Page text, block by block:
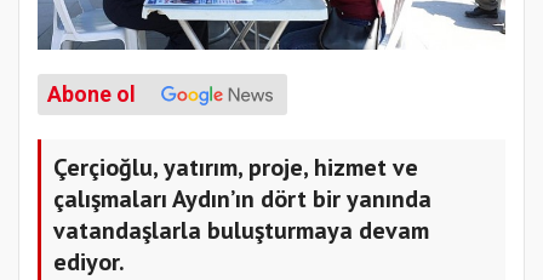
Abone ol
Çerçioğlu, yatırım, proje, hizmet ve
çalışmaları Aydın’ın dört bir yanında
vatandaşlarla buluşturmaya devam
ediyor.